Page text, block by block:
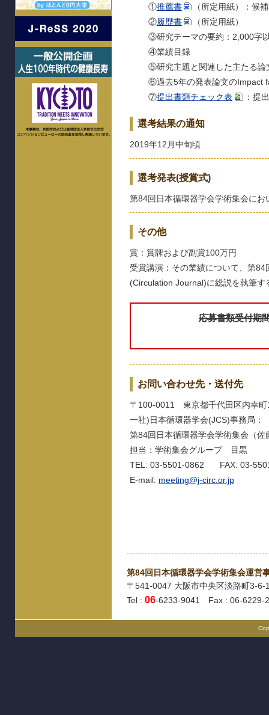
①推薦書
（所定用紙）：候
②履歴書
（所定用紙）
③研究テーマの要約：2,000字
④業績目録
⑤研究主題と関連した主たる論
⑥過去5年の発表論文のImpact
⑦提出書類チェック表 ：提
選考結果の通知
2019年12月中旬頃
選考発表(授賞式)
第84回日本循環器学会学術集会に
その他
賞：賞牌および副賞100万円
受賞講演：その業績について、第
(Circulation Journal)に総説を執筆す
応募書類受付期
お問い合わせ先・送付先
〒100-0011 東京都千代田区内幸
一社)日本循環器学会(JCS)事務局：
第84回日本循環器学会学術集会（佐
担当：学術集会グループ 目黒
TEL: 03-5501-0862 FAX: 03-
E-mail: meeting@j-circ.or.jp
第84回日本循環器学会学術集会運営
〒541-0047 大阪市中央区淡路町3-6-
Tel : 06-6233-9041 Fax : 06-